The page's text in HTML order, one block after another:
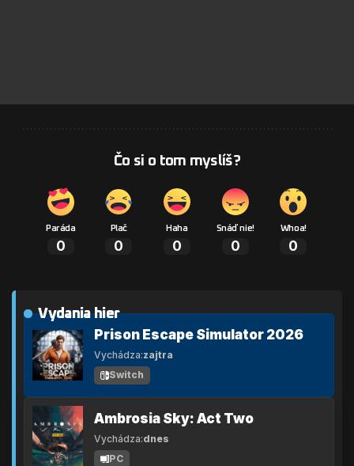
Čo si o tom myslíš?
Paráda
0
Plač
0
Haha
0
Snáď nie!
0
Whoa!
0
Vydania hier
Prison Escape Simulator 2026
Vychádza:zajtra
Switch
Ambrosia Sky: Act Two
Vychádza:dnes
PC